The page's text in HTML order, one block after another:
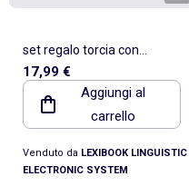
set regalo torcia con
proiettore di dinosauri
17,99 €
Aggiungi al
carrello
Venduto da LEXIBOOK LINGUISTIC
ELECTRONIC SYSTEM